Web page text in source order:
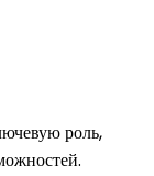
роль,